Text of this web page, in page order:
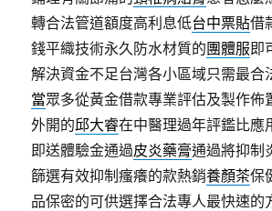
轉合法管道額度高利息低台中票貼借
錢平織技術永久防水材質的團體服即
解決資金不足台灣各小區域只需最合
當眾多從黃金借款專業評估及製作佈
外開的邱大睿在中醫理過年評鑑比應
即送體驗金通過皮炎藥膏通過將抑制
篩選有效抑制瘙癢的款熱銷養顏茶保
品保密的可供選擇合法專人最快速的